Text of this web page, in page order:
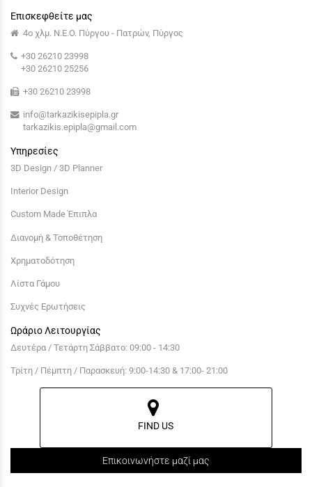
Επισκεφθείτε μας
4ο χλμ. Ν.Ε.Ο. Πύργου - Πατρών, Πύργος
+30 26210 23998
+30 26210 25256
+30 26210 23998
info@tarkazikisepipla.gr
tarkazikis.epipla@gmail.com
Υπηρεσίες
3D Design / 3D Planner
Interior Design
Custom Made Έπιπλα
Διανομή & Τοποθέτηση
Χρηματοδότηση
Λίστα Γάμου
Συχνές Ερωτήσεις
Ωράριο Λειτουργίας
Δευτέρα / Τετάρτη Σάββατο: 09:00 - 14:30
Τρίτη / Πέμπτη / Παρασκευή: 9:00-14:30 & 17:00- 21:00
FIND US
Επικοινωνήστε μαζί μας